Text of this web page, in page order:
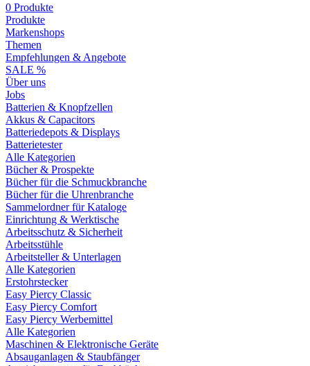
0 Produkte
Produkte
Markenshops
Themen
Empfehlungen & Angebote
SALE %
Über uns
Jobs
Batterien & Knopfzellen
Akkus & Capacitors
Batteriedepots & Displays
Batterietester
Alle Kategorien
Bücher & Prospekte
Bücher für die Schmuckbranche
Bücher für die Uhrenbranche
Sammelordner für Kataloge
Einrichtung & Werktische
Arbeitsschutz & Sicherheit
Arbeitsstühle
Arbeitsteller & Unterlagen
Alle Kategorien
Erstohrstecker
Easy Piercy Classic
Easy Piercy Comfort
Easy Piercy Werbemittel
Alle Kategorien
Maschinen & Elektronische Geräte
Absauganlagen & Staubfänger